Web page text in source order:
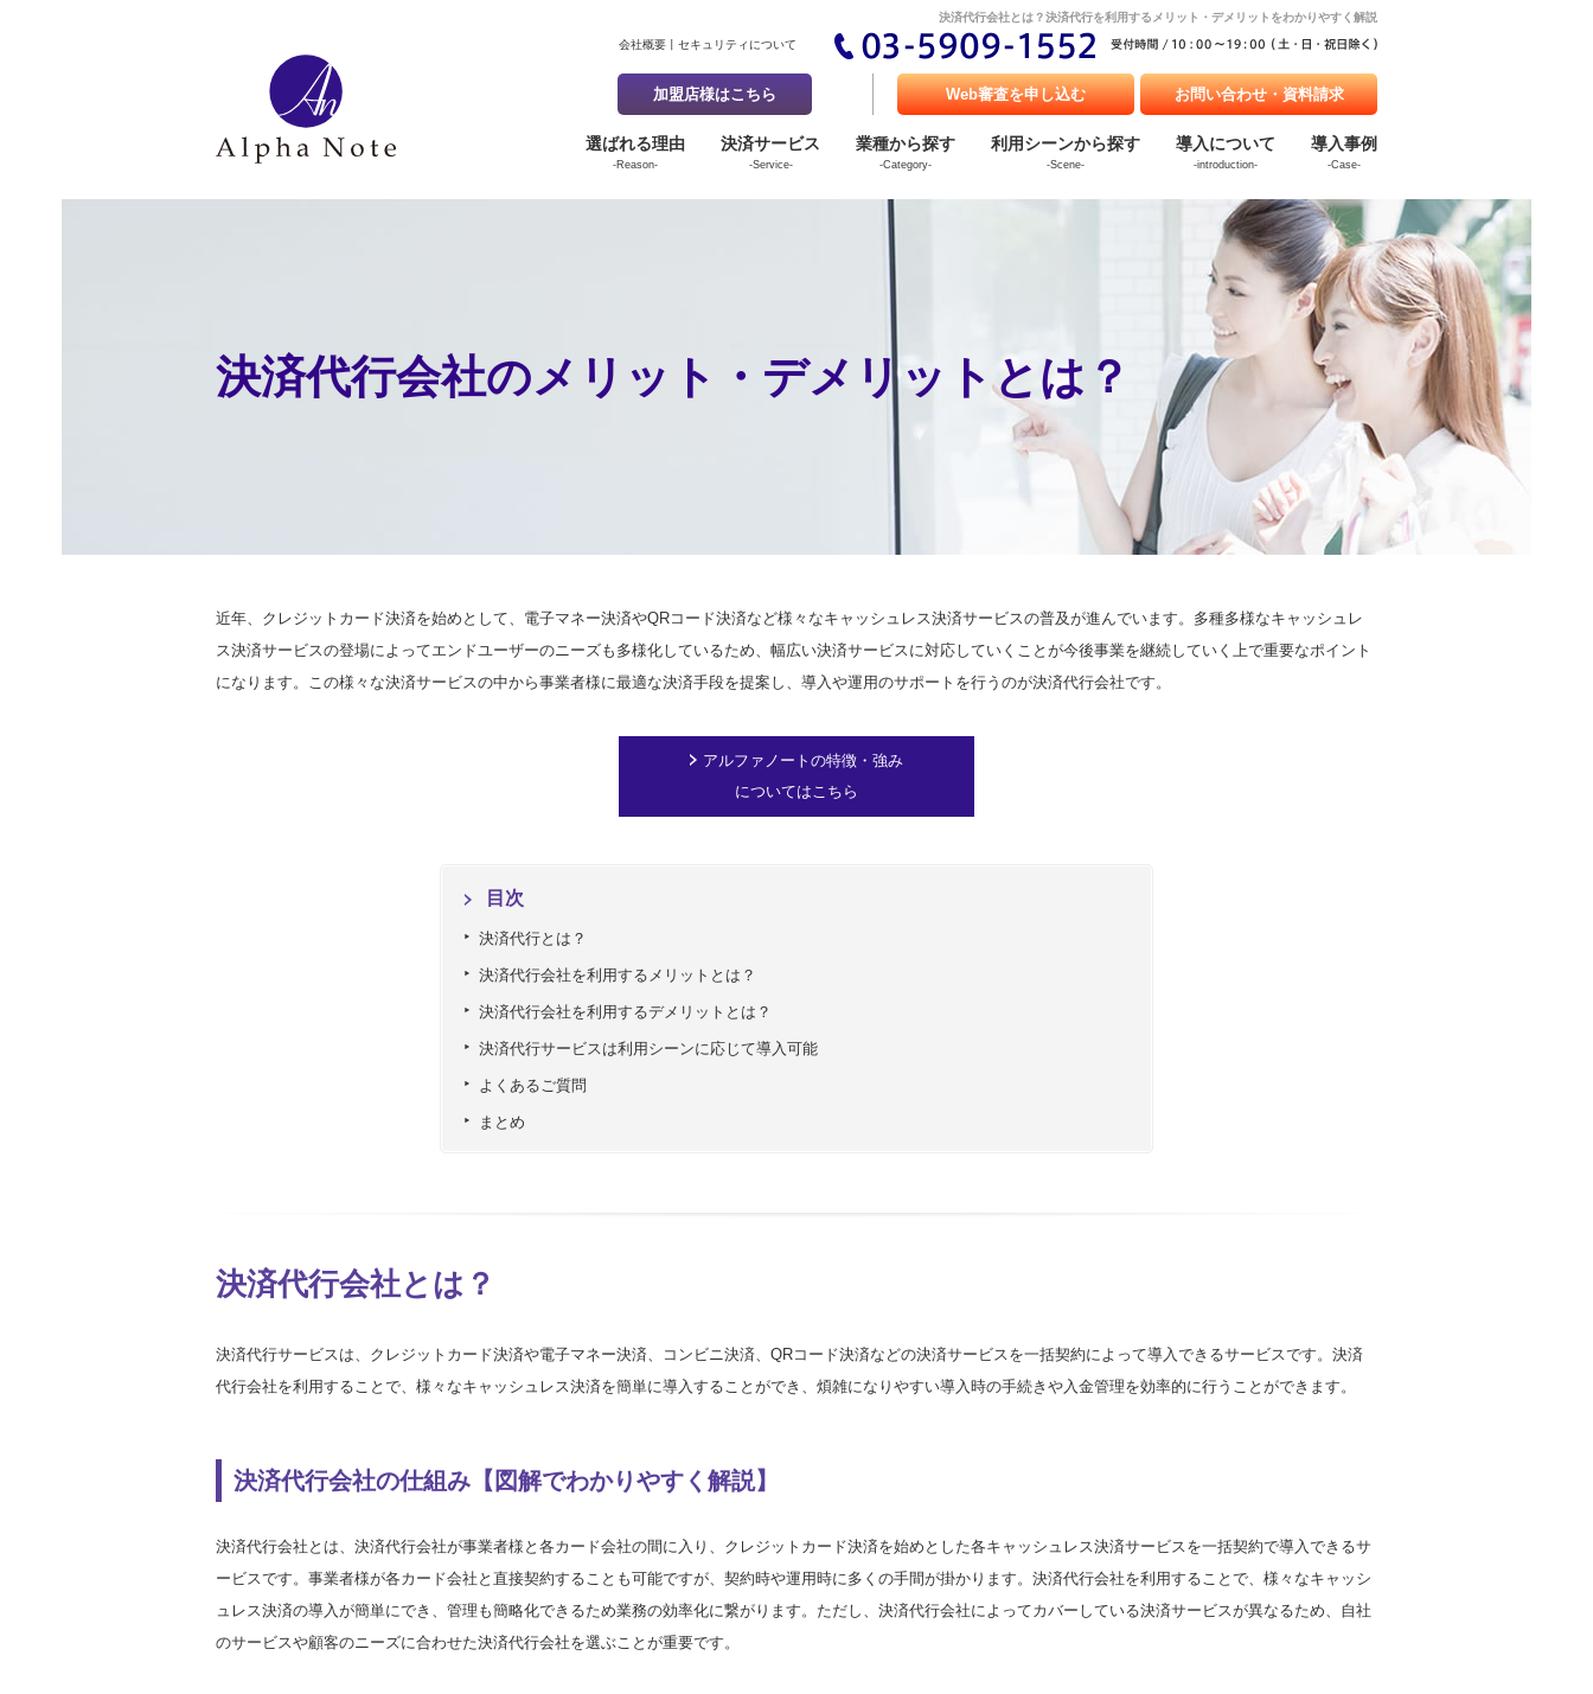
決済代行会社とは？決済代行を利用するメリット・デメリットをわかりやすく解説
選ばれる理由
-Reason-
決済サービス
-Service-
業種から探す
-Category-
利用シーンから探す
-Scene-
導入について
-introduction-
導入事例
-Case-
会社概要 セキュリティについて
加盟店様はこちら Web審査を申し込む お問い合わせ・資料請求
決済代行会社のメリット・デメリットとは？
近年、クレジットカード決済を始めとして、電子マネー決済やQRコード決済など様々なキャッシュレス決済サービスの普及が進んでいます。多種多様なキャッシュレ
ス決済サービスの登場によってエンドユーザーのニーズも多様化しているため、幅広い決済サービスに対応していくことが今後事業を継続していく上で重要なポイント
になります。この様々な決済サービスの中から事業者様に最適な決済手段を提案し、導入や運用のサポートを行うのが決済代行会社です。
アルファノートの特徴・強み
についてはこちら
目次
決済代行とは？
決済代行会社を利用するメリットとは？
決済代行会社を利用するデメリットとは？
決済代行サービスは利用シーンに応じて導入可能
よくあるご質問
まとめ
決済代行会社とは？
決済代行サービスは、クレジットカード決済や電子マネー決済、コンビニ決済、QRコード決済などの決済サービスを一括契約によって導入できるサービスです。決済
代行会社を利用することで、様々なキャッシュレス決済を簡単に導入することができ、煩雑になりやすい導入時の手続きや入金管理を効率的に行うことができます。
決済代行会社の仕組み【図解でわかりやすく解説】
決済代行会社とは、決済代行会社が事業者様と各カード会社の間に入り、クレジットカード決済を始めとした各キャッシュレス決済サービスを一括契約で導入できるサ
ービスです。事業者様が各カード会社と直接契約することも可能ですが、契約時や運用時に多くの手間が掛かります。決済代行会社を利用することで、様々なキャッシ
ュレス決済の導入が簡単にでき、管理も簡略化できるため業務の効率化に繋がります。ただし、決済代行会社によってカバーしている決済サービスが異なるため、自社
のサービスや顧客のニーズに合わせた決済代行会社を選ぶことが重要です。